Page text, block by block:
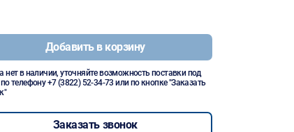
Добавить в корзину
нет в наличии, уточняйте возможность поставки под
телефону+7 (3822) 52-34-73 или по кнопке "Заказать
Заказать звонок